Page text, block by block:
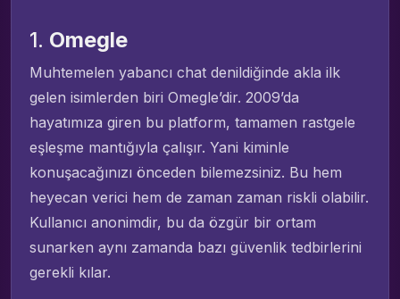
1. Omegle
Muhtemelen yabancı chat denildiğinde akla ilk
gelen isimlerden biri Omegle’dir. 2009’da
hayatımıza giren bu platform, tamamen rastgele
eşleşme mantığıyla çalışır. Yani kiminle
konuşacağınızı önceden bilemezsiniz. Bu hem
heyecan verici hem de zaman zaman riskli olabilir.
Kullanıcı anonimdir, bu da özgür bir ortam
sunarken aynı zamanda bazı güvenlik tedbirlerini
gerekli kılar.